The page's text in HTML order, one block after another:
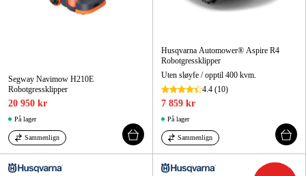
Segway Navimow H210E
Robotgressklipper
20 950 kr
På lager
Sammenlign
Husqvarna Automower® Aspire R4
Robotgressklipper
Uten sløyfe / opptil 400 kvm.
4.4 (10)
7 859 kr
På lager
Sammenlign